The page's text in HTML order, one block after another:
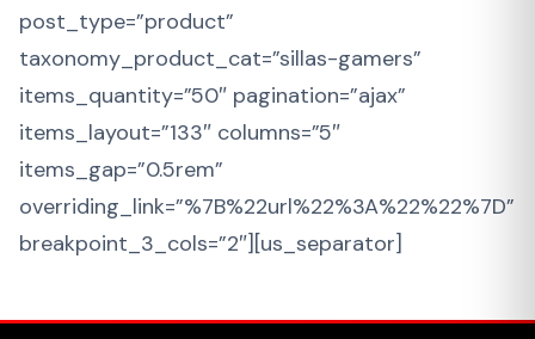
post_type=”product”
taxonomy_product_cat=”sillas-gamers”
items_quantity=”50″ pagination=”ajax”
items_layout=”133″ columns=”5″
items_gap=”0.5rem”
overriding_link=”%7B%22url%22%3A%22%22%7D”
breakpoint_3_cols=”2″][us_separator]